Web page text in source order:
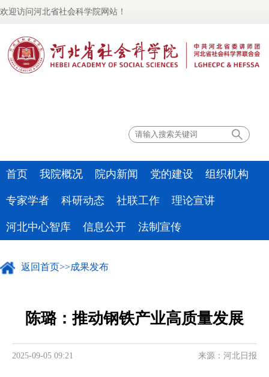
欢迎访问河北省社会科学院网站！
首页 我院概况 院内新闻 党的建设 组织机构
专家学者 科研动态 社联工作 理论宣讲
河北中心智库 信息公开 法制宣传
返回首页>>成果发布
陈璐：推动钢铁产业高质量发展
2025-09-05 09:21 来源：河北日报